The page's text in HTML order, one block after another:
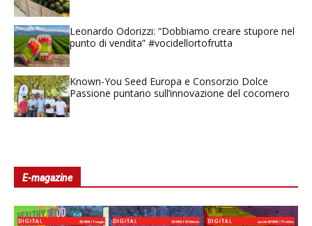
Leonardo Odorizzi: “Dobbiamo creare stupore nel
punto di vendita” #vocidellortofrutta
Known-You Seed Europa e Consorzio Dolce
Passione puntano sull’innovazione del cocomero
E-magazine